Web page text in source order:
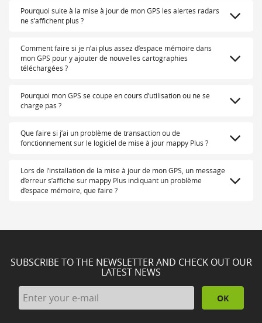
Pourquoi suite à la mise à jour de mon GPS les alertes radars
ne s’affichent plus ?
Comment faire si je n’ai plus assez d’espace mémoire dans
mon GPS pour y ajouter de nouvelles cartographies
téléchargées ?
Pourquoi mon GPS se coupe en cours d’utilisation ou ne se
charge pas ?
Que faire si j’ai un problème de transaction ou de
fonctionnement sur le logiciel de mise à jour mappy Plus ?
Lors de l’installation de la mise à jour de mon GPS, un message
d’erreur s’affiche sur mappy Plus indiquant un problème
d’espace mémoire, que faire ?
SUBSCRIBE TO THE NEWSLETTER AND CHECK OUT OUR
LATEST NEWS
OK